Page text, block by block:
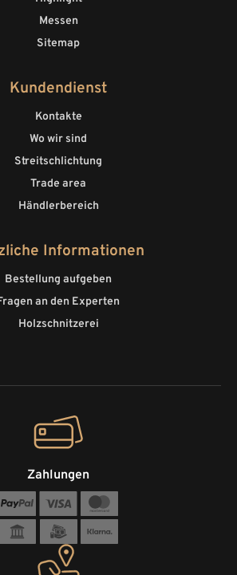
Messen
Sitemap
Kundendienst
Kontakte
Wo wir sind
Streitschlichtung
Trade area
Händlerbereich
Informationen
Bestellung aufgeben
an den Experten
Holzschnitzerei
Zahlungen